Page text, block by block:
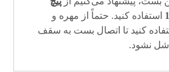
استفاده کنید. حتماً از مهره و
کنید تا اتصال بست به سقف
شل نشود.